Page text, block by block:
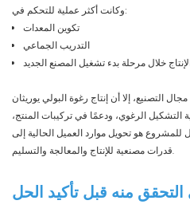
وكانت أكثر عملية للتحكم في:
تكوين المعدات
التدريب الجماعي
خلال مرحلة بدء تشغيل المصنع الجديد
التصنيع، إلا أن إنتاج رغوة البولي يوريثان
الرغوي، ودعمًا في تركيبات المنتج،
للمشروع هو تحويل موارد العميل الحالية إلى
قدرات مصنعية للإنتاج والمعالجة والتسليم.
التحقق منه قبل تأكيد الحل